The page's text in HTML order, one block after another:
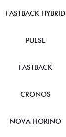
FASTBACK HYBRID
PULSE
FASTBACK
CRONOS
NOVA FIORINO